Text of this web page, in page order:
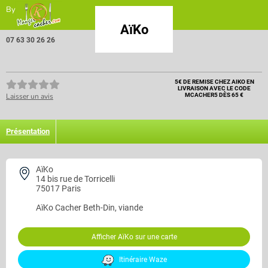
By
AïKo
07 63 30 26 26
Laisser un avis
5€ DE REMISE CHEZ AIKO EN
LIVRAISON AVEC LE CODE
MCACHER5 DÈS 65 €
Présentation
AïKo
14 bis rue de Torricelli
75017 Paris
AïKoCacher Beth-Din, viande
Afficher AïKo sur une carte
Itinéraire Waze